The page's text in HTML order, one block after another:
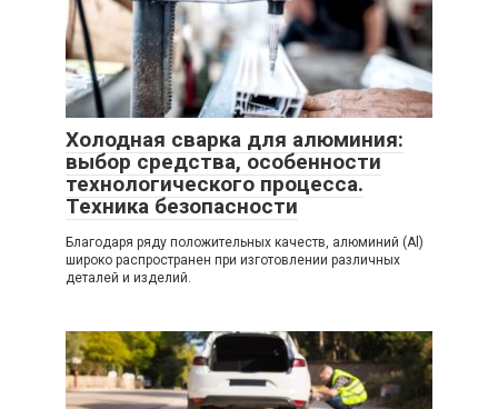
Холодная сварка для алюминия:
выбор средства, особенности
технологического процесса.
Техника безопасности
Благодаря ряду положительных качеств, алюминий (Al)
широко распространен при изготовлении различных
деталей и изделий.